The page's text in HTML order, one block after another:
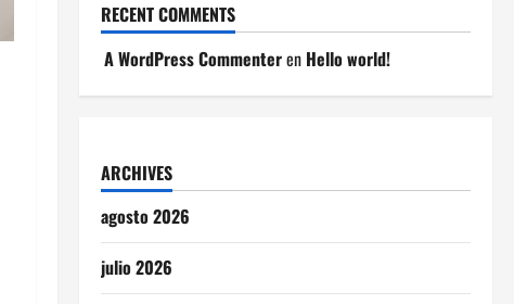
RECENT COMMENTS
A WordPress Commenteren Hello world!
ARCHIVES
agosto 2026
julio 2026